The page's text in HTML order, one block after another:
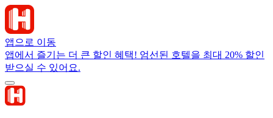
앱으로 이동
앱에서 즐기는 더 큰 할인 혜택! 엄선된 호텔을 최대 20% 할인
받으실 수 있어요.